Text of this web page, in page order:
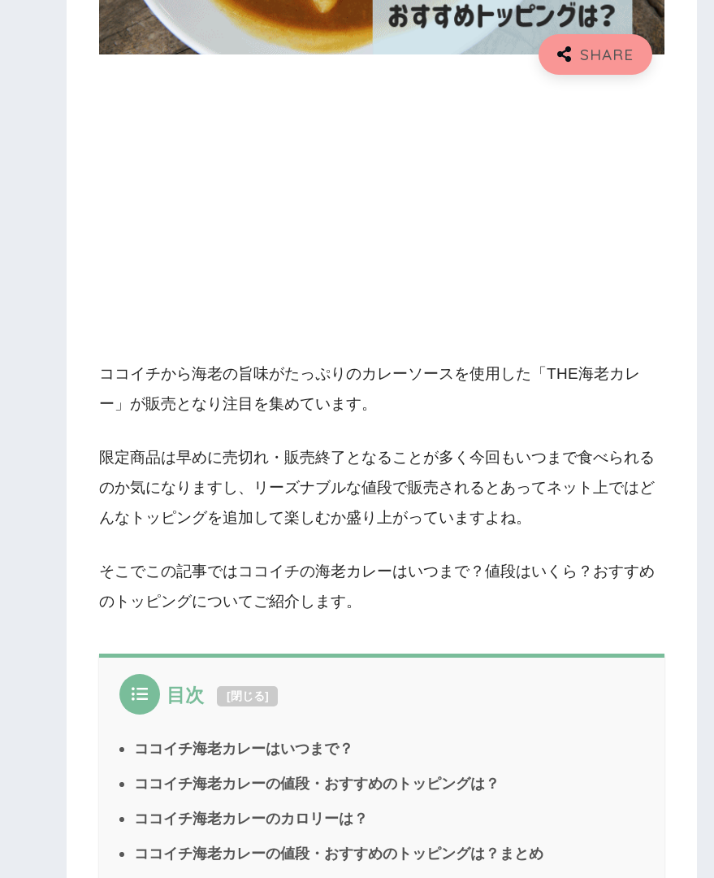
ココイチから海老の旨味がたっぷりのカレーソースを使用した「THE海老カレ
ー」が販売となり注目を集めています。
限定商品は早めに売切れ・販売終了となることが多く今回もいつまで食べられる
のか気になりますし、リーズナブルな値段で販売されるとあってネット上ではど
んなトッピングを追加して楽しむか盛り上がっていますよね。
そこでこの記事ではココイチの海老カレーはいつまで？値段はいくら？おすすめ
のトッピングについてご紹介します。
目次 [閉じる]
ココイチ海老カレーはいつまで？
ココイチ海老カレーの値段・おすすめのトッピングは？
ココイチ海老カレーのカロリーは？
ココイチ海老カレーの値段・おすすめのトッピングは？まとめ